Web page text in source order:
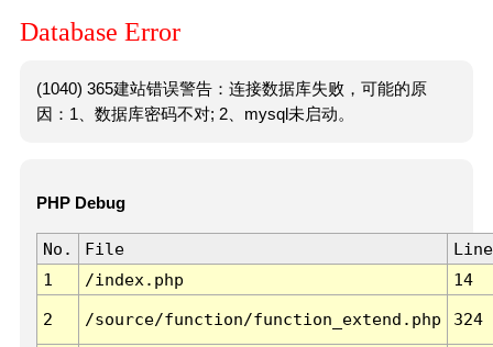
Database Error
(1040) 365建站错误警告：连接数据库失败，可能的原
因：1、数据库密码不对; 2、mysql未启动。
PHP Debug
No. File
Line
1
/index.php 14
2 /source/function/function_extend.php 324